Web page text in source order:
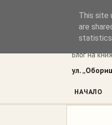
Блог на
ул.
НАЧАЛО
This site
are